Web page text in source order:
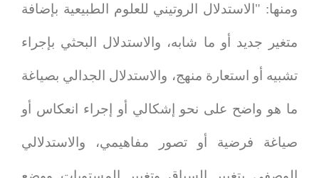
ومنها: "الاستدلال الروتيني للعلوم الطبيعية بإضافة
متغير جديد أو ما شابه، والاستدلال البحثي بإجراء
تشبيه أو استعارة منهج، والاستدلال الجدالي بصياغة
ما هو واضح على نحو إشكالي أو إجراء انعكاس أو
صياغة فرضية أو تصور مفاهيمي، والاستدلالي